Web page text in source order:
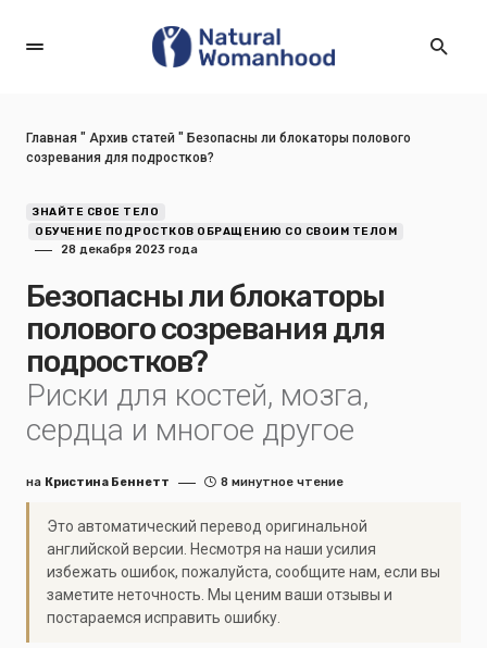
Главная " Архив статей " Безопасны ли блокаторы полового
созревания для подростков?
ЗНАЙТЕ СВОЕ ТЕЛО
ОБУЧЕНИЕ ПОДРОСТКОВ ОБРАЩЕНИЮ СО СВОИМ ТЕЛОМ
28 декабря 2023 года
Безопасны ли блокаторы
полового созревания для
подростков?
Риски для костей, мозга,
сердца и многое другое
на Кристина Беннетт 8 минутное чтение
Это автоматический перевод оригинальной
английской версии. Несмотря на наши усилия
избежать ошибок, пожалуйста, сообщите нам, если вы
заметите неточность. Мы ценим ваши отзывы и
постараемся исправить ошибку.